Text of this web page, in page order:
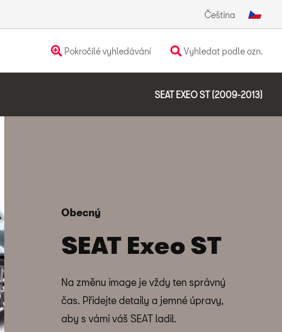
Čeština
Pokročilé vyhledávání Vyhledat podle ozn.
SEAT EXEO ST (2009-2013)
Obecný
SEAT Exeo ST
Na změnu image je vždy ten správný
čas. Přidejte detaily a jemné úpravy,
aby s vámi váš SEAT ladil.